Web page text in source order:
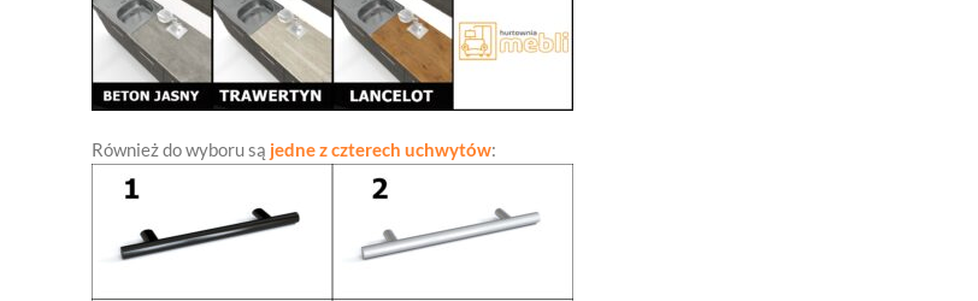
Również do wyboru są jedne z czterech uchwytów: